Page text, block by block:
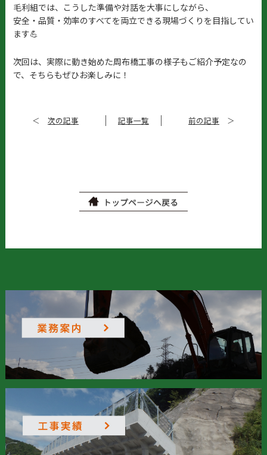
毛利組では、こうした準備や対話を大事にしながら、
安全・品質・効率のすべてを両立できる現場づくりを目指してい
ます💪
次回は、実際に動き始めた周布橋工事の様子もご紹介予定なの
で、そちらもぜひお楽しみに！
＜ 次の記事 記事一覧 前の記事 ＞